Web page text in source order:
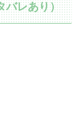
バレあり）